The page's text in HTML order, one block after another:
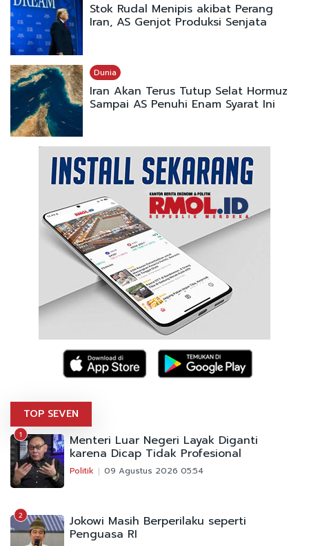
Stok Rudal Menipis akibat Perang
Iran, AS Genjot Produksi Senjata
Dunia
Iran Akan Terus Tutup Selat Hormuz
Sampai AS Penuhi Enam Syarat Ini
TOP SEVEN
1 Menteri Luar Negeri Layak Diganti
karena Dicap Tidak Profesional
Politik 09 Agustus 2026 05:54
2 Jokowi Masih Berperilaku seperti
Penguasa RI